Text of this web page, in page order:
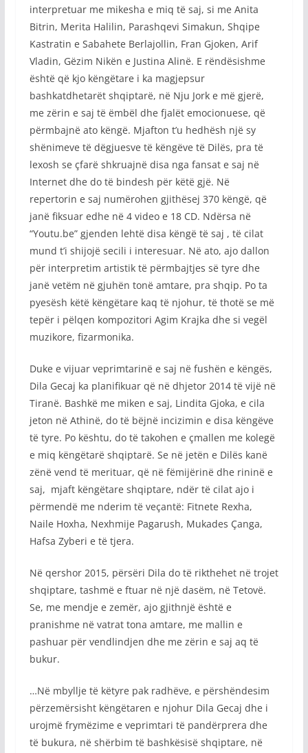
interpretuar me mikesha e miq të saj, si me Anita
Bitrin, Merita Halilin, Parashqevi Simakun, Shqipe
Kastratin e Sabahete Berlajollin, Fran Gjoken, Arif
Vladin, Gëzim Nikën e Justina Alinë. E rëndësishme
është që kjo këngëtare i ka magjepsur
bashkatdhetarët shqiptarë, në Nju Jork e më gjerë,
me zërin e saj të ëmbël dhe fjalët emocionuese, që
përmbajnë ato këngë. Mjafton t’u hedhësh një sy
shënimeve të dëgjuesve të këngëve të Dilës, pra të
lexosh se çfarë shkruajnë disa nga fansat e saj në
Internet dhe do të bindesh për këtë gjë. Në
repertorin e saj numërohen gjithësej 370 këngë, që
janë fiksuar edhe në 4 video e 18 CD. Ndërsa në
“Youtu.be” gjenden lehtë disa këngë të saj , të cilat
mund t’i shijojë secili i interesuar. Në ato, ajo dallon
për interpretim artistik të përmbajtjes së tyre dhe
janë vetëm në gjuhën tonë amtare, pra shqip. Po ta
pyesësh këtë këngëtare kaq të njohur, të thotë se më
tepër i pëlqen kompozitori Agim Krajka dhe si vegël
muzikore, fizarmonika.
Duke e vijuar veprimtarinë e saj në fushën e këngës,
Dila Gecaj ka planifikuar që në dhjetor 2014 të vijë në
Tiranë. Bashkë me miken e saj, Lindita Gjoka, e cila
jeton në Athinë, do të bëjnë incizimin e disa këngëve
të tyre. Po kështu, do të takohen e çmallen me kolegë
e miq këngëtarë shqiptarë. Se në jetën e Dilës kanë
zënë vend të merituar, që në fëmijërinë dhe rininë e
saj, mjaft këngëtare shqiptare, ndër të cilat ajo i
përmendë me nderim të veçantë: Fitnete Rexha,
Naile Hoxha, Nexhmije Pagarush, Mukades Çanga,
Hafsa Zyberi e të tjera.
Në qershor 2015, përsëri Dila do të rikthehet në trojet
shqiptare, tashmë e ftuar në një dasëm, në Tetovë.
Se, me mendje e zemër, ajo gjithnjë është e
pranishme në vatrat tona amtare, me mallin e
pashuar për vendlindjen dhe me zërin e saj aq të
bukur.
…Në mbyllje të këtyre pak radhëve, e përshëndesim
përzemërsisht këngëtaren e njohur Dila Gecaj dhe i
urojmë frymëzime e veprimtari të pandërprera dhe
të bukura, në shërbim të bashkësisë shqiptare, në